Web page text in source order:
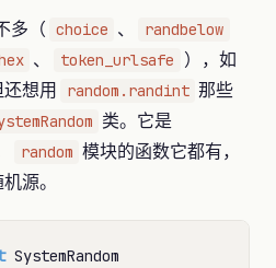
多（ choice 、 randbelow
、 token_urlsafe
），如
想用
random.randint 那些
类。它是
random 模块的函数它都有，
源。
SystemRandom